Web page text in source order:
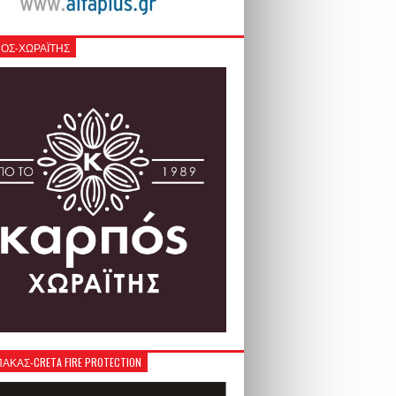
ΧΩΡΑΪΤΗΣ
CRETA FIRE PROTECTION